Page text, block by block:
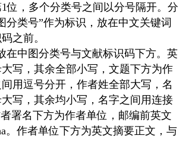
位，多个分类号之间以分号隔开。分
分类号”作为标识，放在中文关键词
之前。
中图分类号与文献标识码下方。英
写，其余全部小写，文题下方为作
用逗号分开，作者姓全部大写，名
写，其余均小写，名字之间用连接
署名下方为作者单位，邮编前英文
。作者单位下方为英文摘要正文，与